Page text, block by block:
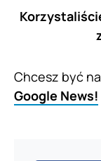
Chcesz być
Google News!